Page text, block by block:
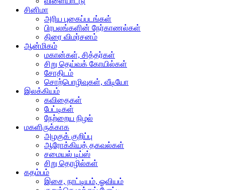
சினிமா
அரிய புகைப்படங்கள்
பிரபலங்களின் நேர்காணல்கள்
திரை விமர்சனம்
ஆன்மிகம்
மகான்கள், சித்தர்கள்
சிறு தெய்வக் கோயில்கள்
சோதிடம்
சொற்பொழிவுகள், வீடியோ
இலக்கியம்
கவிதைகள்
பேட்டிகள்
நேற்றைய நிழல்
மகளிருக்காக
அழகுக் குறிப்பு
ஆரோக்கியத் தகவல்கள்
சமையல் டிப்ஸ்
சிறு தொழில்கள்
கதம்பம்
இசை, நாட்டியம், ஓவியம்